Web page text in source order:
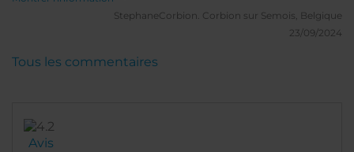
StephaneCorbion. Corbion sur Semois, Belgique
23/09/2024
Avis
Tous les commentaires